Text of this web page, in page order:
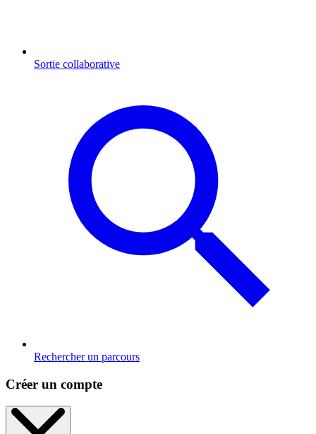
Sortie collaborative
Rechercher un parcours
Créer un compte